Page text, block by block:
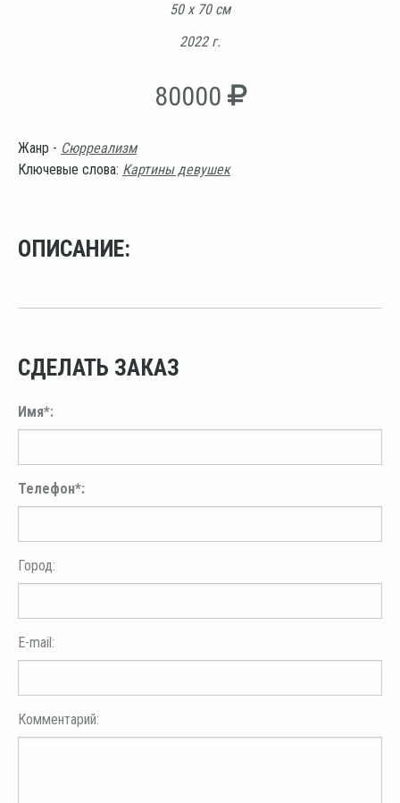
50 х 70 см
2022 г.
80000
Жанр - Сюрреализм
Ключевые слова: Картины девушек
ОПИСАНИЕ:
СДЕЛАТЬ ЗАКАЗ
Имя*:
Телефон*:
Город:
E-mail:
Комментарий: